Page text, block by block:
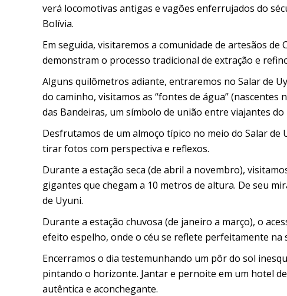
verá locomotivas antigas e vagões enferrujados do
Bolívia.
Em seguida, visitaremos a comunidade de artesãos
demonstram o processo tradicional de extração e
Alguns quilômetros adiante, entraremos no Salar de
do caminho, visitamos as “fontes de água”
das Bandeiras, um símbolo de união entre viajantes
Desfrutamos de um almoço típico no meio do Salar
tirar fotos com perspectiva e reflexos.
Durante a estação seca (de abril a novembro),
gigantes que chegam a 10 metros de altura. De seu
de Uyuni.
Durante a estação chuvosa (de janeiro a março), o
efeito espelho, onde o céu se reflete perfeitamente na
Encerramos o dia testemunhando um pôr do sol
pintando o horizonte. Jantar e pernoite em um hotel
autêntica e aconchegante.